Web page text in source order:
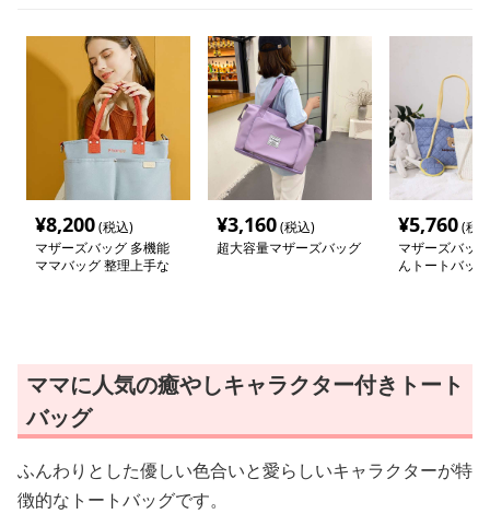
¥8,200(税込)
マザーズバッグ 多機能
ママバッグ 整理上手な
¥3,160(税込)
超大容量マザーズバッグ
¥5,760(税
マザーズバッ
んトートバッグ
ママに人気の癒やしキャラクター付きトート
バッグ
ふんわりとした優しい色合いと愛らしいキャラクターが特
徴的なトートバッグです。